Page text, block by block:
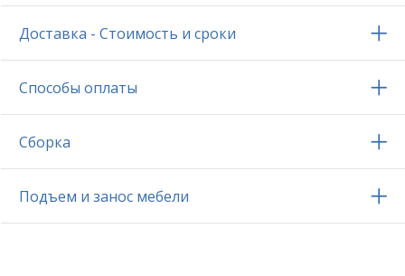
Доставка - Стоимость и сроки
Способы оплаты
Сборка
Подъем и занос мебели